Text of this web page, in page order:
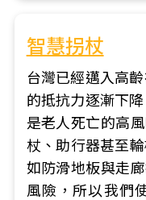
智慧拐杖
台灣已經邁入高
的抵抗力逐漸下
是老人死亡的高
杖、助行器甚至
如防滑地板與走
風險，所以我們